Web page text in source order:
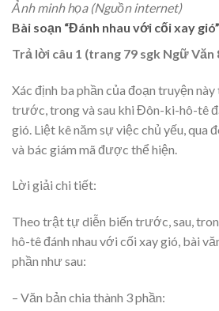
Ảnh minh họa (Nguồn internet)
Bài soạn “Đánh nhau với cối xay
Trả lời câu 1 (trang 79 sgk Ngữ Văn
Xác định ba phần của đoạn truyện
trước, trong và sau khi Đôn-ki-hô-tê
gió. Liệt kê năm sự việc chủ yếu, qua
và bác giám mã được thể hiện.
Lời giải chi tiết:
Theo trật tự diễn biến trước, sau,
hô-tê đánh nhau với cối xay gió, bài
phần như sau:
– Văn bản chia thành 3 phần: